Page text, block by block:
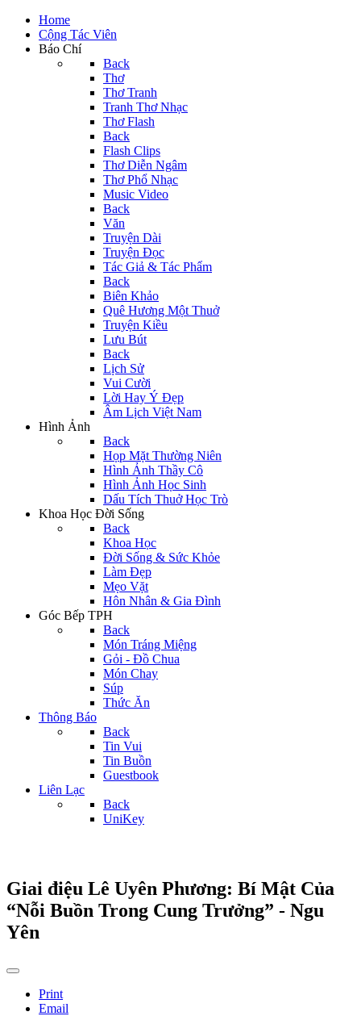
Home
Cộng Tác Viên
Báo Chí
Back
Thơ
Thơ Tranh
Tranh Thơ Nhạc
Thơ Flash
Back
Flash Clips
Thơ Diễn Ngâm
Thơ Phổ Nhạc
Music Video
Back
Văn
Truyện Dài
Truyện Đọc
Tác Giả & Tác Phẩm
Back
Biên Khảo
Quê Hương Một Thuở
Truyện Kiều
Lưu Bút
Back
Lịch Sử
Vui Cười
Lời Hay Ý Đẹp
Âm Lịch Việt Nam
Hình Ảnh
Back
Họp Mặt Thường Niên
Hình Ảnh Thầy Cô
Hình Ảnh Học Sinh
Dấu Tích Thuở Học Trò
Khoa Học Đời Sống
Back
Khoa Học
Đời Sống & Sức Khỏe
Làm Đẹp
Mẹo Vặt
Hôn Nhân & Gia Đình
Góc Bếp TPH
Back
Món Tráng Miệng
Gỏi - Đồ Chua
Món Chay
Súp
Thức Ăn
Thông Báo
Back
Tin Vui
Tin Buồn
Guestbook
Liên Lạc
Back
UniKey
Giai điệu Lê Uyên Phương: Bí Mật Của
“Nỗi Buồn Trong Cung Trưởng” - Ngu
Yên
Print
Email